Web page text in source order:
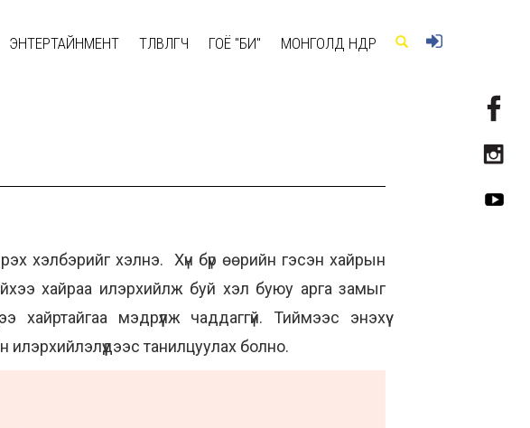
ЭНТЕРТАЙНМЕНТ ТӨЛӨВЛӨГЧ ГОЁ "БИ" МОНГОЛД ӨНӨӨДӨР
хэлбэрийг хэлнэ. Хүн бүр өөрийн гэсэн хайрын
хайраа илэрхийлж буй хэл буюу арга замыг
хайртайгаа мэдрүүлж чаддаггүй. Тиймээс энэхүү
илэрхийлэлүүдээс танилцуулах болно.